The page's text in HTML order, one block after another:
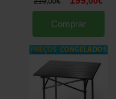
Comprar